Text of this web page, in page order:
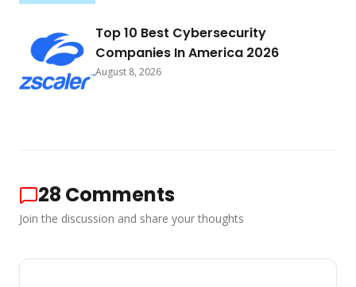
Top 10 Best Cybersecurity
Companies In America 2026
August 8, 2026
28 Comments
Join the discussion and share your thoughts